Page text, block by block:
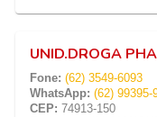
UNID.DROGA
Fone: (62) 3549-6093
WhatsApp: (62) 99395-
CEP: 74913-150